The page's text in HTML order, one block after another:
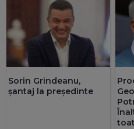
Sorin Grindeanu,
șantaj la președinte